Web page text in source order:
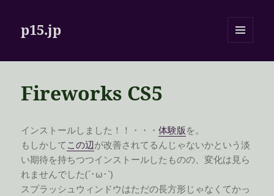
p15.jp
ーとウ
Fireworks CS5
インストールしました！！・・・体験版を。
もしかして この辺が改善されてるんじゃないかという淡
い期待を持ちつつインストールしたものの、変化は見ら
れませんでした(´･ω･`)
スプラッシュウィンドウはただの長方形じゃなくてかっ